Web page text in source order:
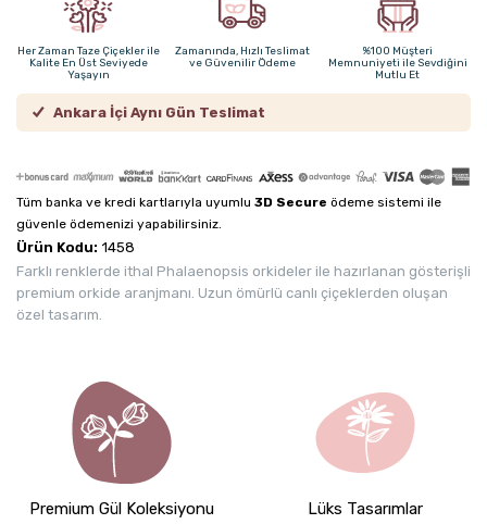
Her Zaman Taze Çiçekler ile
Kalite En Üst Seviyede
Yaşayın
Zamanında, Hızlı Teslimat
ve Güvenilir Ödeme
%100 Müşteri
Memnuniyeti ile Sevdiğini
Mutlu Et
Ankara İçi Aynı Gün Teslimat
Tüm banka ve kredi kartlarıyla uyumlu 3D Secure ödeme sistemi ile
güvenle ödemenizi yapabilirsiniz.
Ürün Kodu: 1458
Farklı renklerde ithal Phalaenopsis orkideler ile hazırlanan gösterişli
premium orkide aranjmanı. Uzun ömürlü canlı çiçeklerden oluşan
özel tasarım.
Premium Gül Koleksiyonu Lüks Tasarımlar